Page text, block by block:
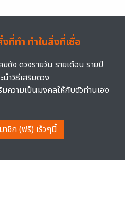
ที่ทำ ทำในสิ่งที่เชื่อ
ดัง ดวงรายวัน รายเดือน รายปี
ำวิธีเสริมดวง
ความเป็นมงคลให้กับตัวท่านเอง
าชิก (ฟรี) เร็วๆนี้